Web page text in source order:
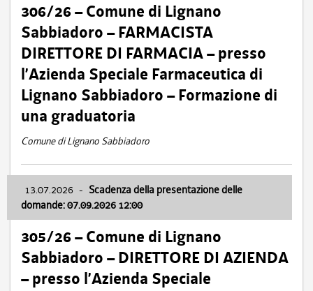
306/26 – Comune di Lignano
Sabbiadoro – FARMACISTA
DIRETTORE DI FARMACIA – presso
l’Azienda Speciale Farmaceutica di
Lignano Sabbiadoro – Formazione di
una graduatoria
Comune di Lignano Sabbiadoro
13.07.2026 - Scadenza della presentazione delle
domande: 07.09.2026 12:00
305/26 – Comune di Lignano
Sabbiadoro – DIRETTORE DI AZIENDA
– presso l’Azienda Speciale